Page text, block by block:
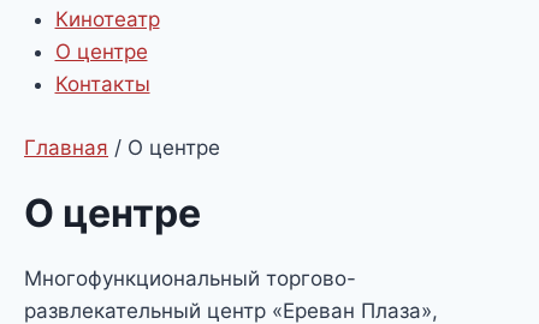
Кинотеатр
О центре
Контакты
Главная / О центре
О центре
Многофункциональный торгово-
развлекательный центр «Ереван Плаза»,